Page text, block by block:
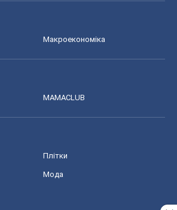
Макроекономіка
MAMACLUB
Плітки
Мода